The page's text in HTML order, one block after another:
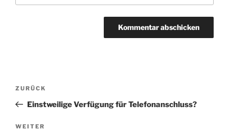
Beitragsnavigation
Vorheriger
Beitrag
ZURÜCK
Einstweilige Verfügung für Telefonanschluss?
Nächster
WEITER